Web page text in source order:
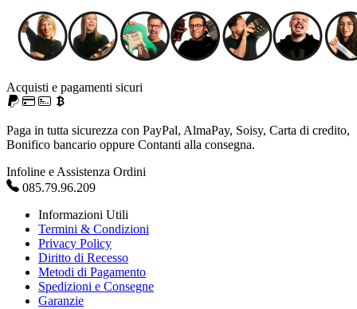
Acquisti e pagamenti sicuri
Paga in tutta sicurezza con PayPal, AlmaPay, Soisy, Carta di credito,
Bonifico bancario oppure Contanti alla consegna.
Infoline e Assistenza Ordini
085.79.96.209
Informazioni Utili
Termini & Condizioni
Privacy Policy
Diritto di Recesso
Metodi di Pagamento
Spedizioni e Consegne
Garanzie